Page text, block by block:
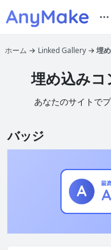
ホーム Linked Gallery 埋
埋め込み
あなたのサイトで
バッジ